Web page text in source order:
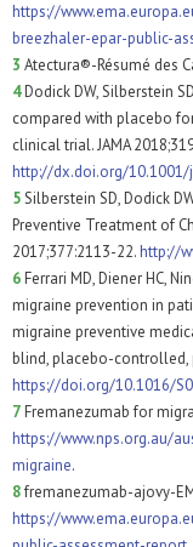
https://
breezhaler-epar-public-
3 Atectura®-Résumé des
4Dodick DW, Silberstein
compared with placebo
clinical trial. JAMA
http://dx.doi.org/10.1001/
5Silberstein SD, Dodick
Preventive Treatment of
2017;377:2113-22.http://
6Ferrari MD, Diener HC,
migraine prevention in
migraine preventive
blind, placebo-controlled,
https://doi.org/10.1016/
7Fremanezumab for
https://www.nps.org.au/
migraine.
8fremanezumab-ajovy-
https://